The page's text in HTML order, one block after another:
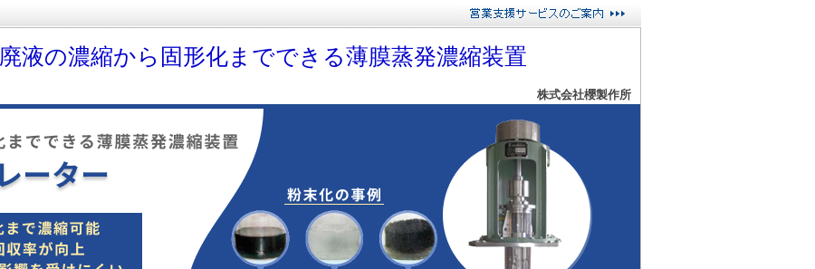
廃液の濃縮から固形化までできる薄膜蒸発濃縮装置
株式会社櫻製作所